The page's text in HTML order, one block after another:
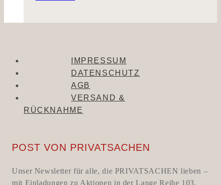
IMPRESSUM
DATENSCHUTZ
AGB
VERSAND &
RÜCKNAHME
POST VON PRIVATSACHEN
Unser Newsletter für alle, die PRIVATSACHEN lieben –
mit Einladungen zu Aktionen in der Lange Reihe 103,